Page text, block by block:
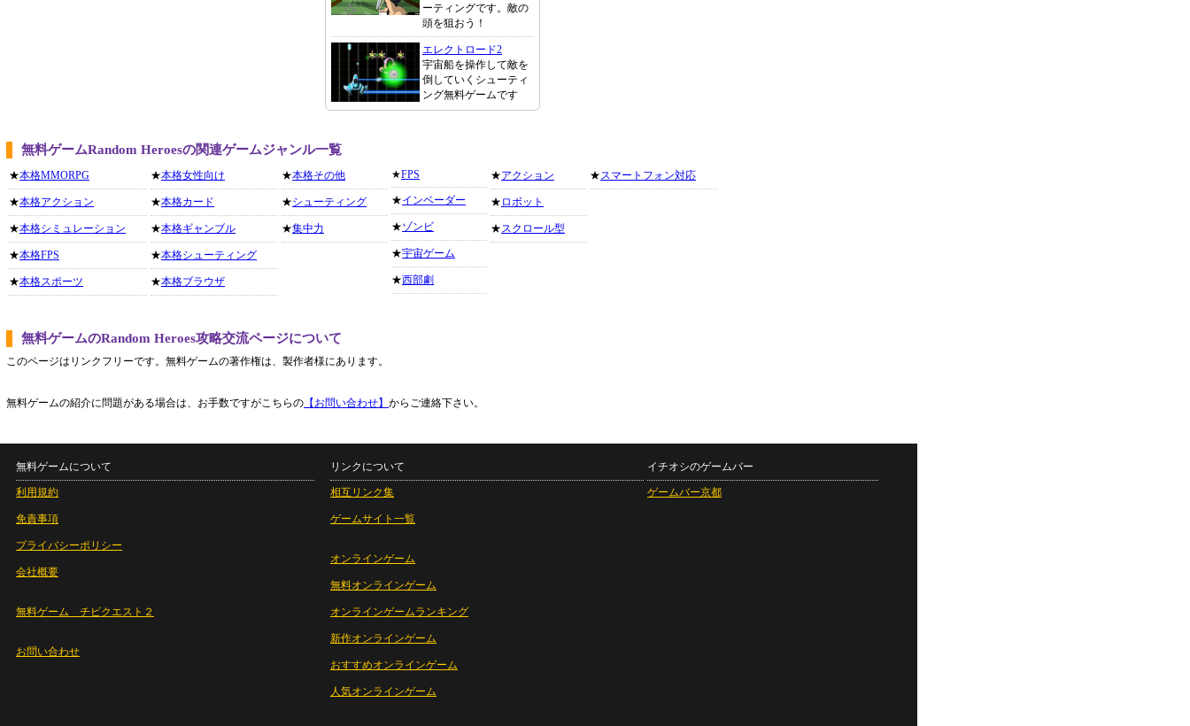
ーティングです。敵の
頭を狙おう！
エレクトロード2
宇宙船を操作して敵を
倒していくシューティ
ング無料ゲームです
無料ゲームRandom Heroesの関連ゲームジャンル一覧
★本格MMORPG
★本格アクション
★本格シミュレーション
★本格FPS
★本格スポーツ
★本格女性向け
★本格カード
★本格ギャンブル
★本格シューティング
★本格ブラウザ
★本格その他
★シューティング
★集中力
★FPS
★インベーダー
★ゾンビ
★宇宙ゲーム
★西部劇
★アクション
★ ロボット
★スクロール型
★スマートフォン対応
無料ゲームのRandom Heroes攻略交流ページについて
このページはリンクフリーです。無料ゲームの著作権は、製作者様にあります。
無料ゲームの紹介に問題がある場合は、お手数ですがこちらの 【お問い合わせ】 からご連絡下さい。
無料ゲームについて
利用規約
免責事項
プライバシーポリシー
会社概要
無料ゲーム チビクエスト２
お問い合わせ
リンクについて
相互リンク集
ゲームサイト一覧
オンラインゲーム
無料オンラインゲーム
オンラインゲームランキング
新作オンラインゲーム
おすすめオンラインゲーム
人気オンラインゲーム
イチオシのゲームバー
ゲームバー京都